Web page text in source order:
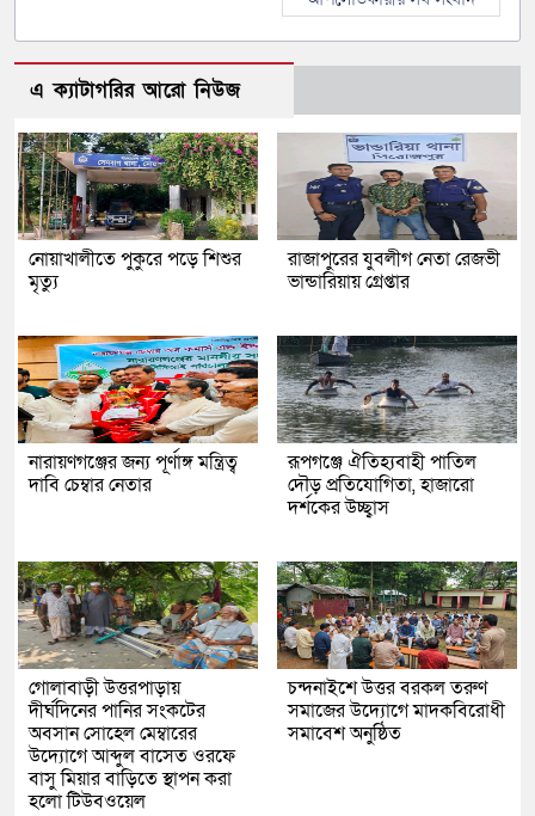
এ ক্যাটাগরির আরো নিউজ
নোয়াখালীতে পুকুরে পড়ে শিশুর
মৃত্যু
রাজাপুরের যুবলীগ নেতা রেজভী
ভান্ডারিয়ায় গ্রেপ্তার
নারায়ণগঞ্জের জন্য পূর্ণাঙ্গ মন্ত্রিত্ব
দাবি চেম্বার নেতার
রূপগঞ্জে ঐতিহ্যবাহী পাতিল
দৌড় প্রতিযোগিতা, হাজারো
দর্শকের উচ্ছ্বাস
গোলাবাড়ী উত্তরপাড়ায়
দীর্ঘদিনের পানির সংকটের
অবসান সোহেল মেম্বারের
উদ্যোগে আব্দুল বাসেত ওরফে
বাসু মিয়ার বাড়িতে স্থাপন করা
হলো টিউবওয়েল
চন্দনাইশে উত্তর বরকল তরুণ
সমাজের উদ্যোগে মাদকবিরোধী
সমাবেশ অনুষ্ঠিত